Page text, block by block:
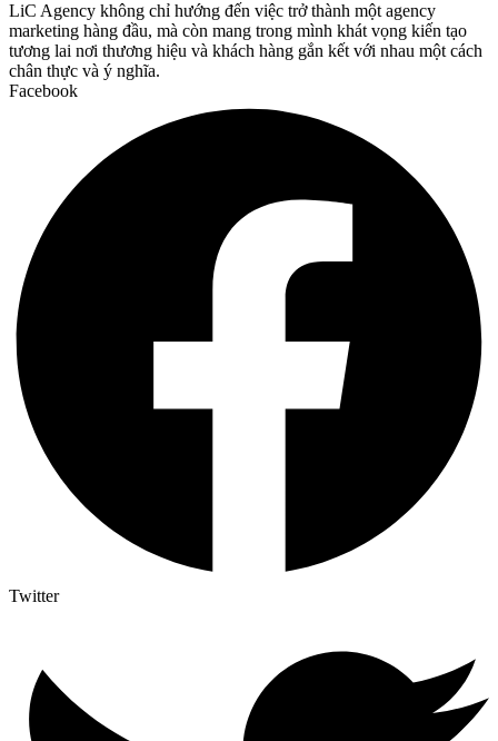
LiC Agency không chỉ hướng đến việc trở thành một agency
marketing hàng đầu, mà còn mang trong mình khát vọng kiến tạo
tương lai nơi thương hiệu và khách hàng gắn kết với nhau một cách
chân thực và ý nghĩa.
Facebook
Twitter